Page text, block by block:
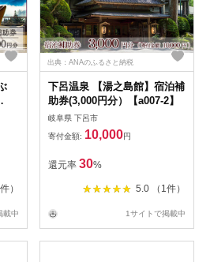
）
載中
出典：ANAのふるさと納税
下呂温泉 【湯之島館】宿泊補
助券(3,000円分）【a007-2】
岐阜県 下呂市
寄付金額: 10,000円
還元率 30%
5.0 （1件）
1サイトで掲載中